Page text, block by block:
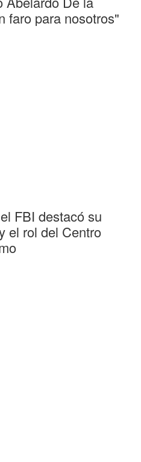
faro para nosotros"
FBI destacó su
el rol del Centro